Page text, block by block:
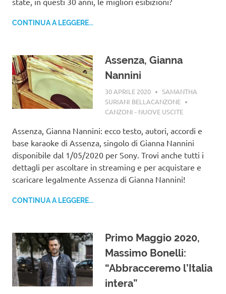
CONTINUA A LEGGERE...
Assenza, Gianna
Nannini
30 APRILE 2020
SAMANTHA
SURIANI BELLACANZONE
CANZONI - NUOVE USCITE
Assenza, Gianna Nannini: ecco testo, autori, accordi e
base karaoke di Assenza, singolo di Gianna Nannini
disponibile dal 1/05/2020 per Sony. Trovi anche tutti i
dettagli per ascoltare in streaming e per acquistare e
scaricare legalmente Assenza di Gianna Nannini!
CONTINUA A LEGGERE...
Primo Maggio 2020,
Massimo Bonelli:
“Abbracceremo l’Italia
intera”